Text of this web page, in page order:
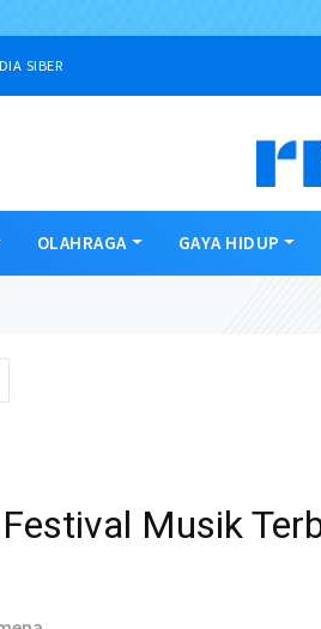
SIBER
OLAHRAGA GAYA HIDUP
Musik